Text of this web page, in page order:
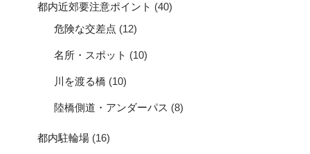
都内近郊要注意ポイント (40)
危険な交差点 (12)
名所・スポット (10)
川を渡る橋 (10)
陸橋側道・アンダーパス (8)
都内駐輪場 (16)